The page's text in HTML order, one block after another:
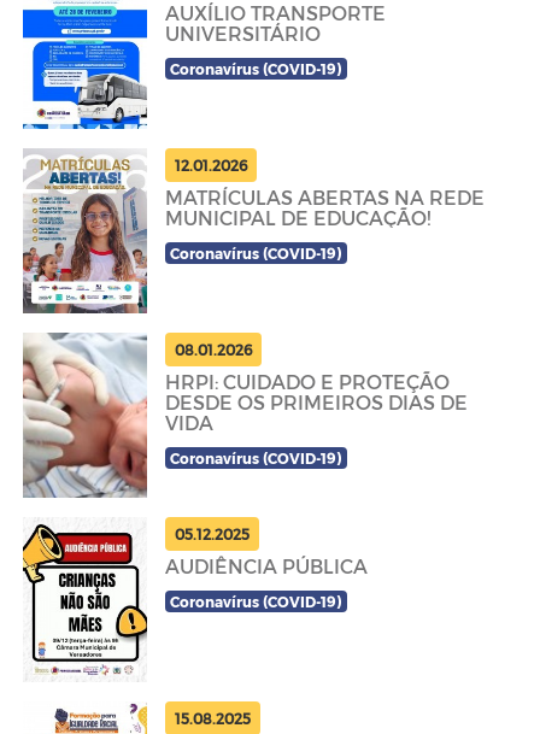
AUXÍLIO TRANSPORTE
UNIVERSITÁRIO
Coronavírus (COVID-19)
12.01.2026
MATRÍCULAS ABERTAS NA REDE
MUNICIPAL DE EDUCAÇÃO!
Coronavírus (COVID-19)
08.01.2026
HRPI: CUIDADO E PROTEÇÃO
DESDE OS PRIMEIROS DIAS DE
VIDA
Coronavírus (COVID-19)
05.12.2025
AUDIÊNCIA PÚBLICA
Coronavírus (COVID-19)
15.08.2025